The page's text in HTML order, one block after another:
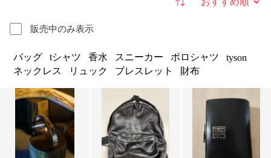
販売中のみ表示
並び替え
バッグ tシャツ 香水 スニーカー ポロシャツ
tyson
ネックレス
リュック ブレスレット 財布